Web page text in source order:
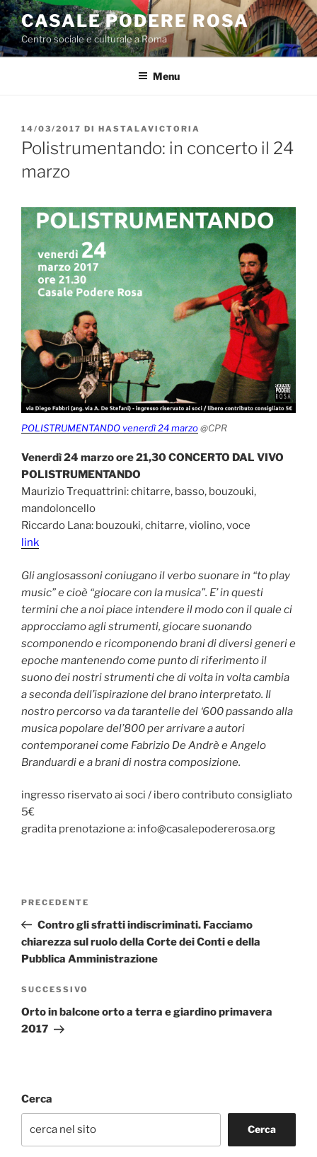
Salta
al
contenuto
CASALE PODERE ROSA
Centro sociale e culturale a Roma
Menu
PUBBLICATO
IL
14/03/2017 DI HASTALAVICTORIA
Polistrumentando: in concerto il 24
marzo
POLISTRUMENTANDO venerdì 24 marzo@CPR
Venerdì 24 marzo ore 21,30 CONCERTO DAL VIVO
POLISTRUMENTANDO
Maurizio Trequattrini: chitarre, basso, bouzouki,
mandoloncello
Riccardo Lana: bouzouki, chitarre, violino, voce
link
Gli anglosassoni coniugano il verbo suonare in “to play
music” e cioè “giocare con la musica”. E’ in questi
termini che a noi piace intendere il modo con il quale ci
approcciamo agli strumenti, giocare suonando
scomponendo e ricomponendo brani di diversi generi e
epoche mantenendo come punto di riferimento il
suono dei nostri strumenti che di volta in volta cambia
a seconda dell’ispirazione del brano interpretato. Il
nostro percorso va da tarantelle del ‘600 passando alla
musica popolare del’800 per arrivare a autori
contemporanei come Fabrizio De Andrè e Angelo
Branduardi e a brani di nostra composizione.
ingresso riservato ai soci / ibero contributo consigliato
5€
gradita prenotazione a: info@casalepodererosa.org
Articolo
precedente:
PRECEDENTE
Contro gli sfratti indiscriminati. Facciamo
chiarezza sul ruolo della Corte dei Conti e della
Pubblica Amministrazione
Articolo
successivo
SUCCESSIVO
Orto in balcone orto a terra e giardino primavera
2017
Cerca
Cerca